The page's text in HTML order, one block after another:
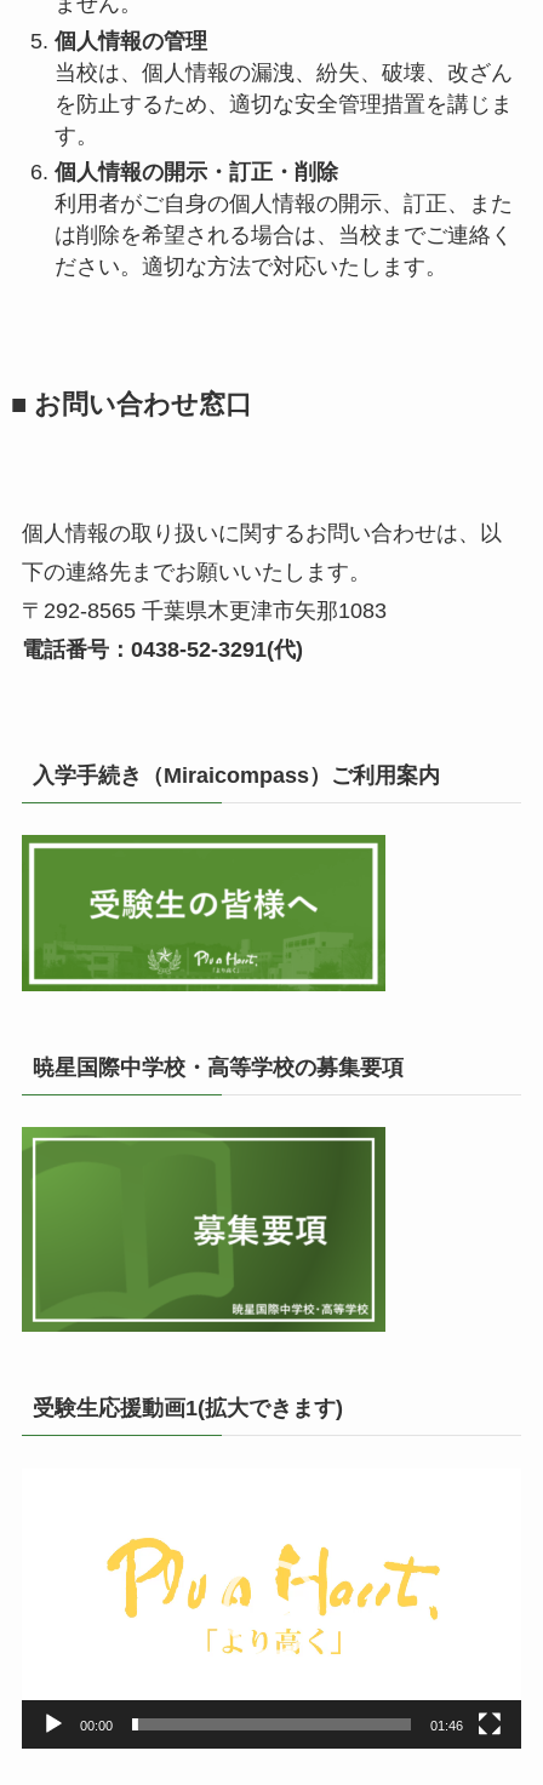
個人情報の管理
当校は、個人情報の漏洩、紛失、破壊、改ざん
を防止するため、適切な安全管理措置を講じま
す。
個人情報の開示・訂正・削除
利用者がご自身の個人情報の開示、訂正、また
は削除を希望される場合は、当校までご連絡く
ださい。適切な方法で対応いたします。
■ お問い合わせ窓口
個人情報の取り扱いに関するお問い合わせは、以
下の連絡先までお願いいたします。
〒292-8565 千葉県木更津市矢那1083
電話番号：0438-52-3291(代)
入学手続き（Miraicompass）ご利用案内
暁星国際中学校・高等学校の募集要項
受験生応援動画1(拡大できます)
00:00 01:46